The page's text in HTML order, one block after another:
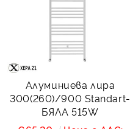
Алуминиева лира
300(260)/900 Standart-
БЯЛА 515W